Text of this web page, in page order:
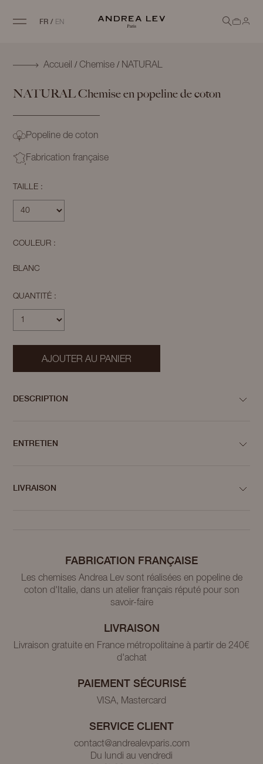
FR / EN
Accueil /Chemise / NATURAL
NATURALChemise en popeline de coton
Popeline de coton
Fabrication française
TAILLE :
COULEUR :
BLANC
QUANTITÉ :
AJOUTER AU PANIER
DESCRIPTION
ENTRETIEN
LIVRAISON
FABRICATION FRANÇAISE
Les chemises Andrea Lev sont réalisées en popeline de
coton d'Italie, dans un atelier français réputé pour son
savoir-faire
LIVRAISON
Livraison gratuite en France métropolitaine à partir de 240€
d'achat
PAIEMENT SÉCURISÉ
VISA, Mastercard
SERVICE CLIENT
contact@andrealevparis.com
Du lundi au vendredi